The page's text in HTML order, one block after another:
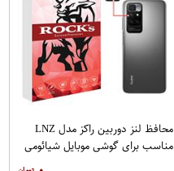
محافظ لنز دوربین راکز مدل LNZ
مناسب برای گوشی موبایل شیائومی